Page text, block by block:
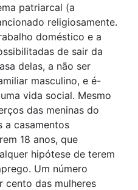
patriarcal (a
religiosamente.
doméstico e a
de sair da
delas, a não ser
masculino, e é-
vida social. Mesmo
das meninas do
a casamentos
18 anos, que
hipótese de terem
Um número
cento das mulheres